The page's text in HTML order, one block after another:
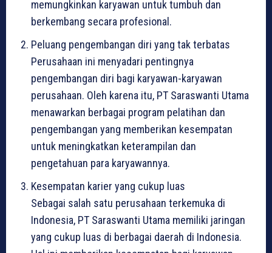
memungkinkan karyawan untuk tumbuh dan
berkembang secara profesional.
Peluang pengembangan diri yang tak terbatas
Perusahaan ini menyadari pentingnya
pengembangan diri bagi karyawan-karyawan
perusahaan. Oleh karena itu, PT Saraswanti Utama
menawarkan berbagai program pelatihan dan
pengembangan yang memberikan kesempatan
untuk meningkatkan keterampilan dan
pengetahuan para karyawannya.
Kesempatan karier yang cukup luas
Sebagai salah satu perusahaan terkemuka di
Indonesia, PT Saraswanti Utama memiliki jaringan
yang cukup luas di berbagai daerah di Indonesia.